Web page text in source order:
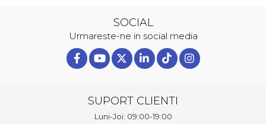
SOCIAL
Urmareste-ne in social media
SUPORT CLIENTI
Luni-Joi: 09:00-19:00